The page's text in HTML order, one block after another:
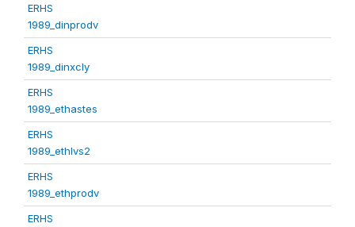
ERHS
1989_dinprodv
ERHS
1989_dinxcly
ERHS
1989_ethastes
ERHS
1989_ethlvs2
ERHS
1989_ethprodv
ERHS